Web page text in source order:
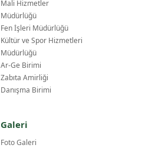
Mali Hizmetler
Müdürlüğü
Fen İşleri Müdürlüğü
Kültür ve Spor Hizmetleri
Müdürlüğü
Ar-Ge Birimi
Zabıta Amirliği
Danışma Birimi
Galeri
Foto Galeri